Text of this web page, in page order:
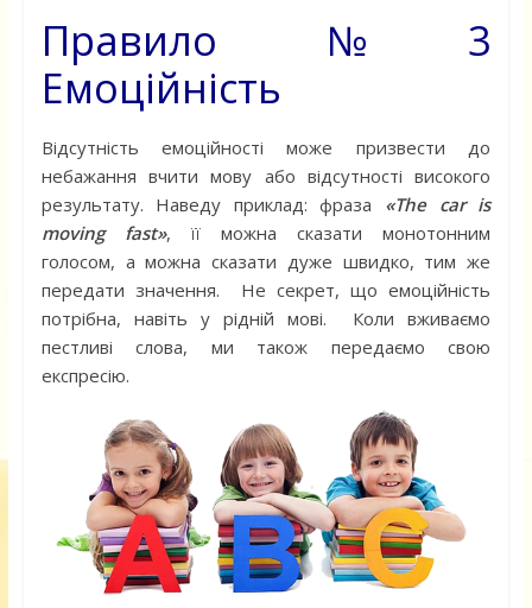
Правило №3
Емоційність
Відсутність емоційності може призвести до
небажання вчити мову або відсутності високого
результату. Наведу приклад: фраза «The car is
moving fast», її можна сказати монотонним
голосом, а можна сказати дуже швидко, тим же
передати значення. Не секрет, що емоційність
потрібна, навіть у рідній мові. Коли вживаємо
пестливі слова, ми також передаємо свою
експресію.